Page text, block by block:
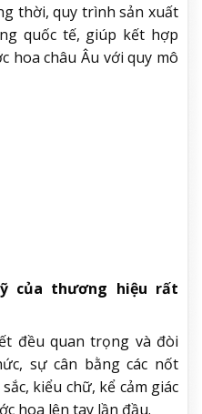
thời, quy trình sản xuất
quốc tế, giúp kết hợp
hoa châu Âu với quy mô